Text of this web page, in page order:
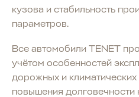
кузова и стабильность
параметров.
Все автомобили TENET
учётом особенностей
дорожных и
повышения долговечности